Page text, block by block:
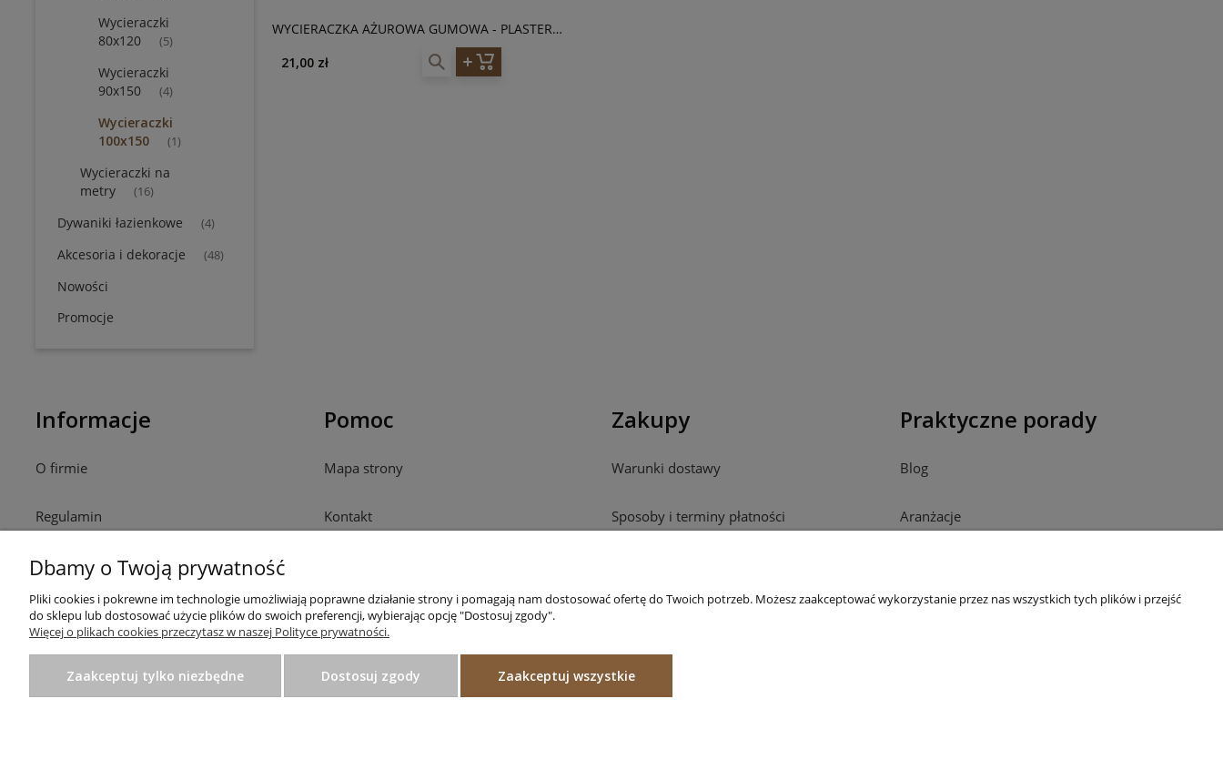
Wycieraczki
80x120
(5)
Wycieraczki
90x150
(4)
Wycieraczki
100x150
(1)
Wycieraczki na
metry
(16)
Dywaniki łazienkowe (4)
Akcesoria i dekoracje (48)
Nowości
Promocje
WYCIERACZKA AŻUROWA GUMOWA - PLASTER
21,00 zł
Informacje
O firmie
Regulamin
Polityka prywatności
Ustawienia plików cookies
Pomoc
Mapa strony
Kontakt
Zakupy
Warunki dostawy
Sposoby i terminy płatności
Praktyczne porady
Blog
Aranżacje
Dbamy o Twoją prywatność
Pliki cookies i pokrewne im technologie umożliwiają poprawne działanie strony i pomagają nam dostosować ofertę do Twoich potrzeb. Możesz zaakceptować wykorzystanie przez nas wszystkich tych plików i przejść
do sklepu lub dostosować użycie plików do swoich preferencji, wybierając opcję "Dostosuj zgody".
Więcej o plikach cookies przeczytasz w naszej Polityce prywatności.
Zaakceptuj tylko niezbędne Dostosuj zgody Zaakceptuj wszystkie